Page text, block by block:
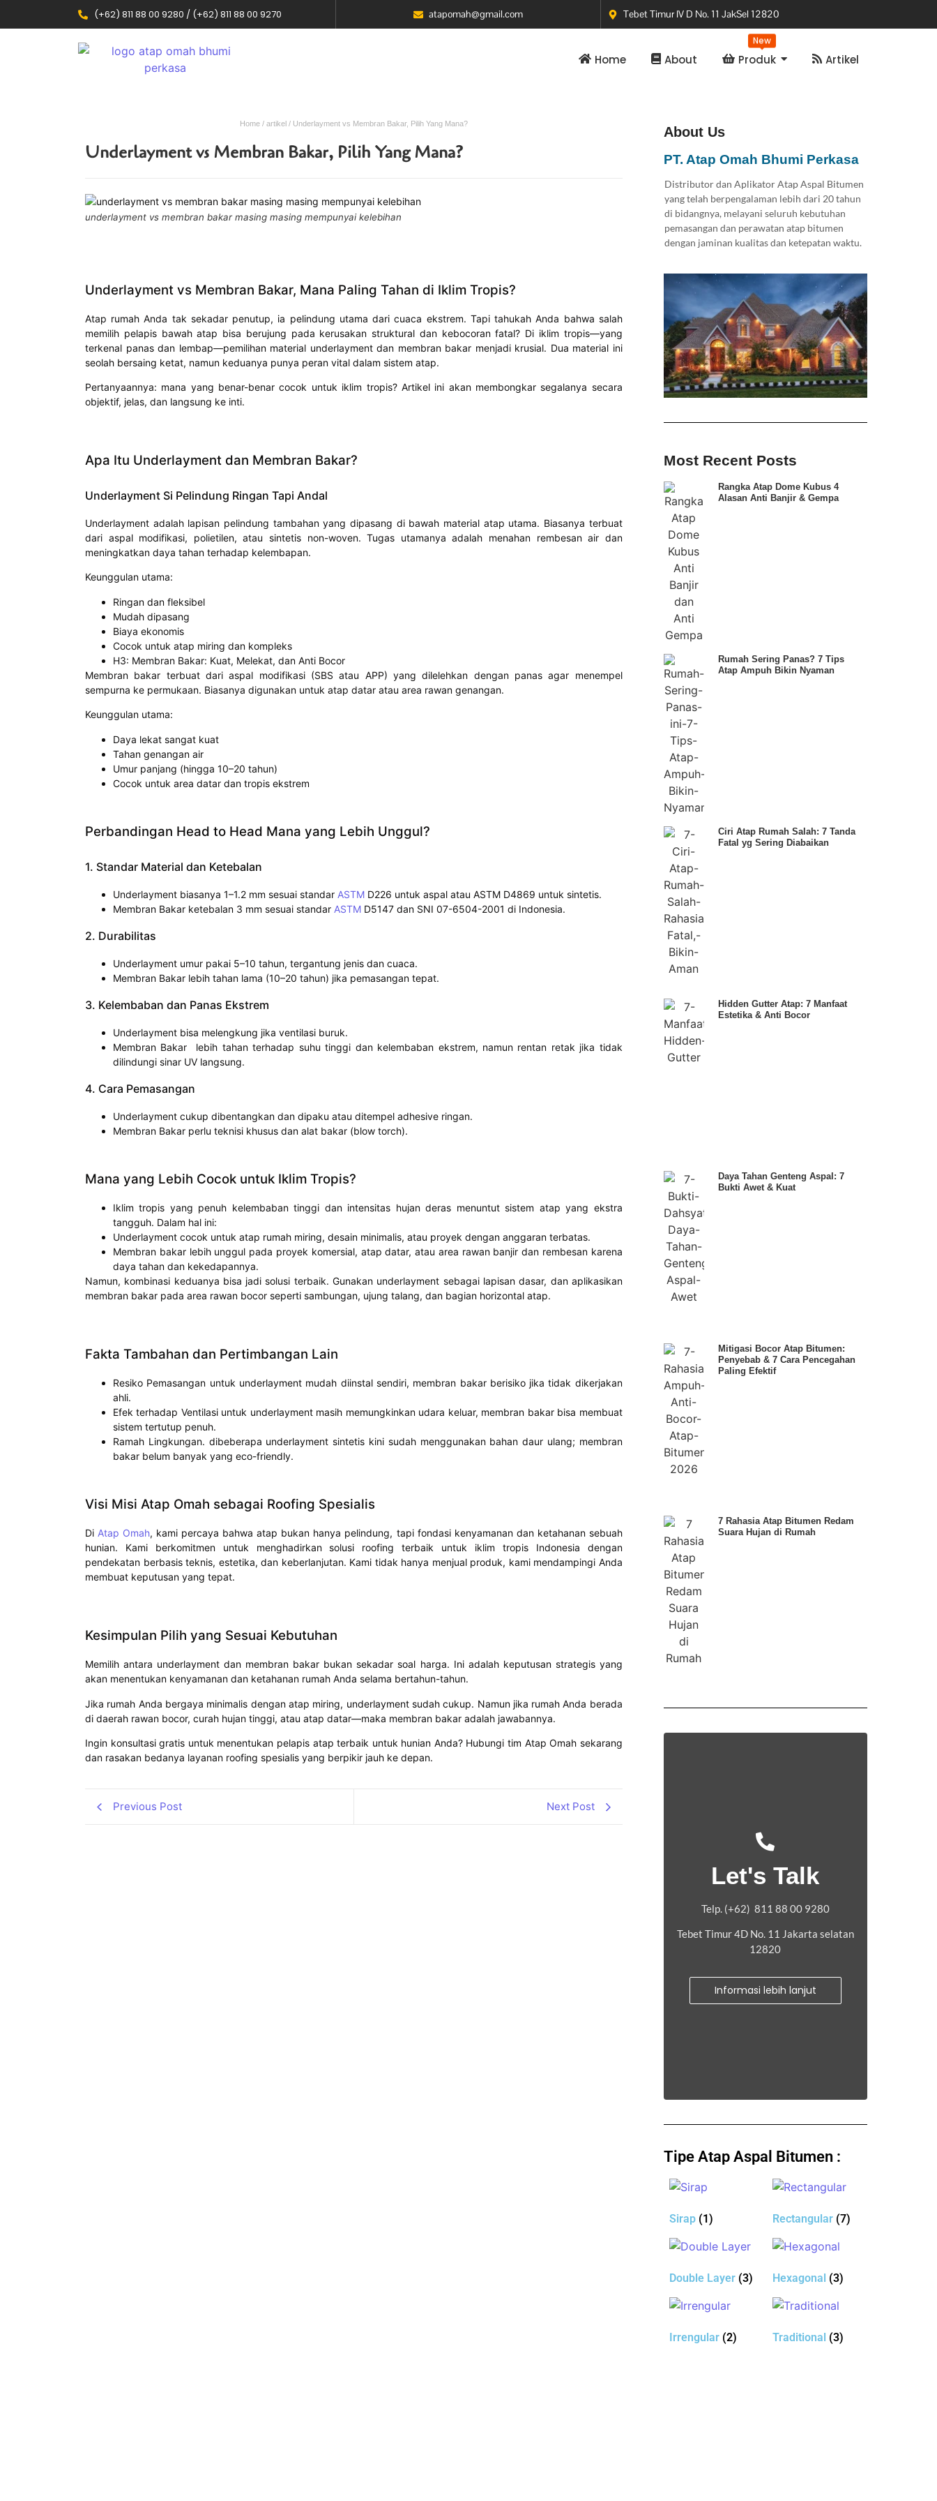
(+62) 811 88 00 9280 / (+62) 811 88 00 9270 atapomah@gmail.com Tebet Timur IV D No. 11 JakSel 12820
Home About Produk
New
Artikel
Home/ artikel/ Underlayment vs Membran Bakar, Pilih Yang Mana?
Underlayment vs Membran Bakar, Pilih Yang Mana?
underlayment vs membran bakar masing masing mempunyai kelebihan
Underlayment vs Membran Bakar, Mana Paling Tahan di Iklim Tropis?
Atap rumah Anda tak sekadar penutup, ia pelindung utama dari cuaca ekstrem. Tapi tahukah Anda bahwa salah
memilih pelapis bawah atap bisa berujung pada kerusakan struktural dan kebocoran fatal? Di iklim tropis—yang
terkenal panas dan lembap—pemilihan material underlayment dan membran bakar menjadi krusial. Dua material ini
seolah bersaing ketat, namun keduanya punya peran vital dalam sistem atap.
Pertanyaannya: mana yang benar-benar cocok untuk iklim tropis? Artikel ini akan membongkar segalanya secara
objektif, jelas, dan langsung ke inti.
Apa Itu Underlayment dan Membran Bakar?
Underlayment Si Pelindung Ringan Tapi Andal
Underlayment adalah lapisan pelindung tambahan yang dipasang di bawah material atap utama. Biasanya terbuat
dari aspal modifikasi, polietilen, atau sintetis non-woven. Tugas utamanya adalah menahan rembesan air dan
meningkatkan daya tahan terhadap kelembapan.
Keunggulan utama:
Ringan dan fleksibel
Mudah dipasang
Biaya ekonomis
Cocok untuk atap miring dan kompleks
H3: Membran Bakar: Kuat, Melekat, dan Anti Bocor
Membran bakar terbuat dari aspal modifikasi (SBS atau APP) yang dilelehkan dengan panas agar menempel
sempurna ke permukaan. Biasanya digunakan untuk atap datar atau area rawan genangan.
Keunggulan utama:
Daya lekat sangat kuat
Tahan genangan air
Umur panjang (hingga 10–20 tahun)
Cocok untuk area datar dan tropis ekstrem
Perbandingan Head to Head Mana yang Lebih Unggul?
1. Standar Material dan Ketebalan
Underlayment biasanya 1–1.2 mm sesuai standar ASTM D226 untuk aspal atau ASTM D4869 untuk sintetis.
Membran Bakar ketebalan 3 mm sesuai standar ASTM D5147 dan SNI 07-6504-2001 di Indonesia.
2. Durabilitas
Underlayment umur pakai 5–10 tahun, tergantung jenis dan cuaca.
Membran Bakar lebih tahan lama (10–20 tahun) jika pemasangan tepat.
3. Kelembaban dan Panas Ekstrem
Underlayment bisa melengkung jika ventilasi buruk.
Membran Bakar lebih tahan terhadap suhu tinggi dan kelembaban ekstrem, namun rentan retak jika tidak
dilindungi sinar UV langsung.
4. Cara Pemasangan
Underlayment cukup dibentangkan dan dipaku atau ditempel adhesive ringan.
Membran Bakar perlu teknisi khusus dan alat bakar (blow torch).
Mana yang Lebih Cocok untuk Iklim Tropis?
Iklim tropis yang penuh kelembaban tinggi dan intensitas hujan deras menuntut sistem atap yang ekstra
tangguh. Dalam hal ini:
Underlayment cocok untuk atap rumah miring, desain minimalis, atau proyek dengan anggaran terbatas.
Membran bakar lebih unggul pada proyek komersial, atap datar, atau area rawan banjir dan rembesan karena
daya tahan dan kekedapannya.
Namun, kombinasi keduanya bisa jadi solusi terbaik. Gunakan underlayment sebagai lapisan dasar, dan aplikasikan
membran bakar pada area rawan bocor seperti sambungan, ujung talang, dan bagian horizontal atap.
Fakta Tambahan dan Pertimbangan Lain
Resiko Pemasangan untuk underlayment mudah diinstal sendiri, membran bakar berisiko jika tidak dikerjakan
ahli.
Efek terhadap Ventilasi untuk underlayment masih memungkinkan udara keluar, membran bakar bisa membuat
sistem tertutup penuh.
Ramah Lingkungan. dibeberapa underlayment sintetis kini sudah menggunakan bahan daur ulang; membran
bakar belum banyak yang eco-friendly.
Visi Misi Atap Omah sebagai Roofing Spesialis
DiAtap Omah, kami percaya bahwa atap bukan hanya pelindung, tapi fondasi kenyamanan dan ketahanan sebuah
hunian. Kami berkomitmen untuk menghadirkan solusi roofing terbaik untuk iklim tropis Indonesia dengan
pendekatan berbasis teknis, estetika, dan keberlanjutan. Kami tidak hanya menjual produk, kami mendampingi Anda
membuat keputusan yang tepat.
Kesimpulan Pilih yang Sesuai Kebutuhan
Memilih antara underlayment dan membran bakar bukan sekadar soal harga. Ini adalah keputusan strategis yang
akan menentukan kenyamanan dan ketahanan rumah Anda selama bertahun-tahun.
Jika rumah Anda bergaya minimalis dengan atap miring, underlayment sudah cukup. Namun jika rumah Anda berada
di daerah rawan bocor, curah hujan tinggi, atau atap datar—maka membran bakar adalah jawabannya.
Ingin konsultasi gratis untuk menentukan pelapis atap terbaik untuk hunian Anda? Hubungi tim Atap Omah sekarang
dan rasakan bedanya layanan roofing spesialis yang berpikir jauh ke depan.
Previous Post Next Post
About Us
PT. Atap Omah Bhumi Perkasa
Distributor dan Aplikator Atap Aspal Bitumen
yang telah berpengalaman lebih dari 20 tahun
di bidangnya, melayani seluruh kebutuhan
pemasangan dan perawatan atap bitumen
dengan jaminan kualitas dan ketepatan waktu.
Most Recent Posts
Rangka Atap Dome Kubus 4
Alasan Anti Banjir & Gempa
Rumah Sering Panas? 7 Tips
Atap Ampuh Bikin Nyaman
Ciri Atap Rumah Salah: 7 Tanda
Fatal yg Sering Diabaikan
Hidden Gutter Atap: 7 Manfaat
Estetika & Anti Bocor
Daya Tahan Genteng Aspal: 7
Bukti Awet & Kuat
Mitigasi Bocor Atap Bitumen:
Penyebab & 7 Cara Pencegahan
Paling Efektif
7 Rahasia Atap Bitumen Redam
Suara Hujan di Rumah
Let's Talk
Telp. (+62) 811 88 00 9280
Tebet Timur 4D No. 11 Jakarta selatan
12820
Informasi lebih lanjut
Tipe Atap Aspal Bitumen :
Sirap (1) Rectangular (7)
Double Layer (3) Hexagonal (3)
Irrengular (2) Traditional (3)